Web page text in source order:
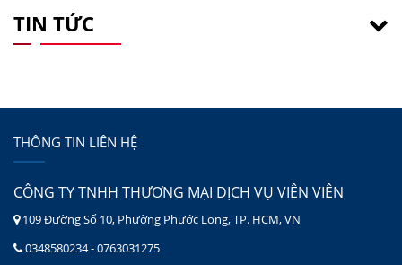
TIN TỨC
THÔNG TIN LIÊN HỆ
CÔNG TY TNHH THƯƠNG MẠI DỊCH VỤ VIÊN VIÊN
109 Đường Số 10, Phường Phước Long, TP. HCM, VN
0348580234 - 0763031275